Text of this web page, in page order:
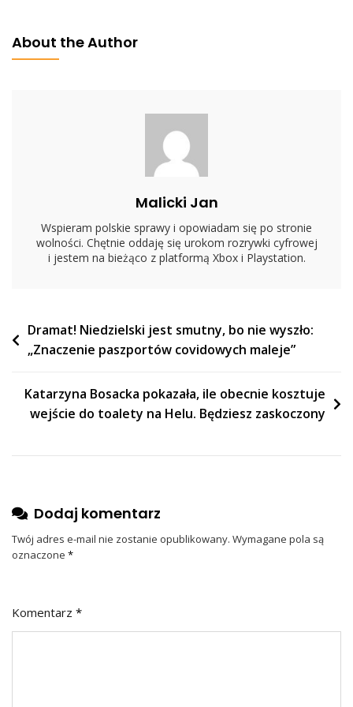
PO
About the Author
Malicki Jan
Wspieram polskie sprawy i opowiadam się po stronie
wolności. Chętnie oddaję się urokom rozrywki cyfrowej
i jestem na bieżąco z platformą Xbox i Playstation.
Nawigacja
wpisu
Dramat! Niedzielski jest smutny, bo nie wyszło:
„Znaczenie paszportów covidowych maleje”
Katarzyna Bosacka pokazała, ile obecnie kosztuje
wejście do toalety na Helu. Będziesz zaskoczony
Dodaj komentarz
Twój adres e-mail nie zostanie opublikowany. Wymagane pola są
oznaczone *
Komentarz *